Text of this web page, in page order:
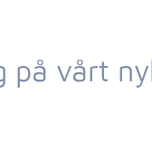
på vårt